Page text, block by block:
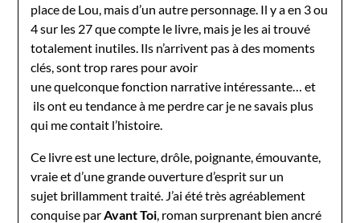
place de Lou, mais d’un autre personnage. Il y a en 3 ou
4 sur les 27 que compte le livre, mais je les ai trouvé
totalement inutiles. Ils n’arrivent pas à des moments
clés, sont trop rares pour avoir
une quelconque fonction narrative intéressante… et
ils ont eu tendance à me perdre car je ne savais plus
qui me contait l’histoire.
Ce livre est une lecture, drôle, poignante, émouvante,
vraie et d’une grande ouverture d’esprit sur un
sujet brillamment traité. J’ai été très agréablement
conquise parAvant Toi, roman surprenant bien ancré